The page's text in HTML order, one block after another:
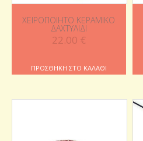
ΧΕΙΡΟΠΟΊΗΤΟ ΚΕΡΑΜΙΚΌ
ΔΑΧΤΥΛΊΔΙ
22.00 €
ΠΡΟΣΘΉΚΗ ΣΤΟ ΚΑΛΆΘΙ